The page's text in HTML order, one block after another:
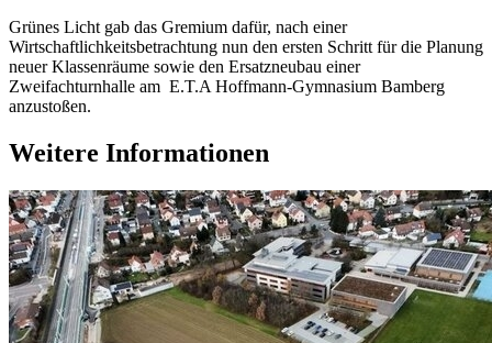
Grünes Licht gab das Gremium dafür, nach einer
Wirtschaftlichkeitsbetrachtung nun den ersten Schritt für die Planung
neuer Klassenräume sowie den Ersatzneubau einer
Zweifachturnhalle am E.T.A Hoffmann-Gymnasium Bamberg
anzustoßen.
Weitere Informationen